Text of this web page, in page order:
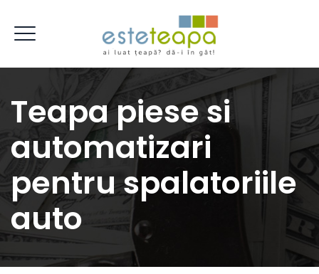
Teapa piese si
automatizari
pentru spalatoriile
auto